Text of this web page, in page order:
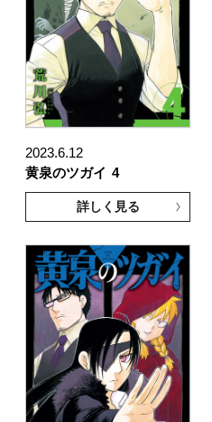
2023.6.12
黄泉のツガイ 4
詳しく見る